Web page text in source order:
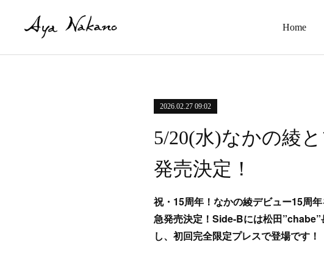
Home
2026.02.27 09:02
5/20(水)なかの綾
発売決定！
祝・15周年！なかの綾デビュー15周
急発売決定！Side-Bには松田
し、初回完全限定プレスで登場です！